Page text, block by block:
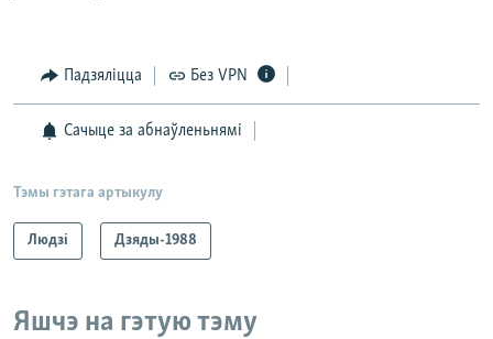
Падзяліцца Без VPN
Сачыце за абнаўленьнямі
Тэмы гэтага артыкулу
Людзі Дзяды-1988
Яшчэ на гэтую тэму